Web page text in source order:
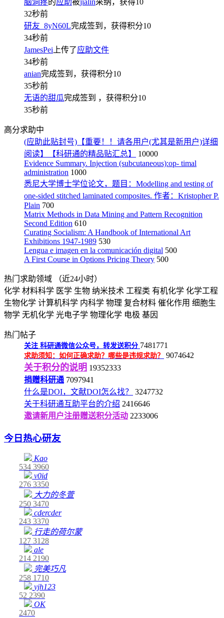
脑洞疼的应助被jialin采纳，获得10
32秒前
研友_8yN60L完成签到，获得积分10
34秒前
JamesPei 上传了应助文件
34秒前
anian完成签到，获得积分10
35秒前
无语的甜瓜完成签到 ，获得积分10
35秒前
高分求助中
(应助此贴封号)【重要！！请各用户(尤其是新用户)详细
阅读】【科研通的精品贴汇总】
10000
Evidence Summary. Injection (subcutaneous):op- timal
administration 1000
悉尼大学博士学位论文，题目：Modelling and testing of
one-sided stitched laminated composites. 作者：Kristopher P.
Plain 700
Matrix Methods in Data Mining and Pattern Recognition
Second Edition 610
Curating Socialism: A Handbook of International Art
Exhibitions 1947-1989 530
Lengua e imagen en la comunicación digital 500
A First Course in Options Pricing Theory 500
热门求助领域
（近24小时）
化学 材料科学 医学 生物 纳米技术 工程类 有机化学 化学工程
生物化学 计算机科学 内科学 物理 复合材料 催化作用 细胞生
物学 无机化学 光电子学 物理化学 电极 基因
热门帖子
关注 科研通微信公众号，转发送积分 7481771
求助须知：如何正确求助？哪些是违规求助？ 9074642
关于积分的说明 19352333
捐赠科研通 7097941
什么是DOI，文献DOI怎么找？
3247732
关于科研通互助平台的介绍 2416646
邀请新用户注册赠送积分活动 2233006
今日热心研友
Kao
534 3960
v0id
276 3350
大力的冬萱
250 3470
cdercder
243 3370
行走的荷尔蒙
127 3128
ale
214 2190
完美巧凡
258 1710
yjh123
52 2390
OK
2470